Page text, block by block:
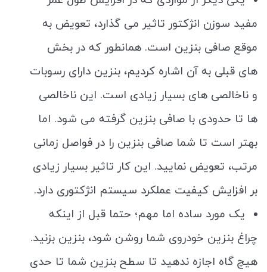
مفید سوزن انژکتور تاثیر می گذارد، تعویض به
موقع صافی بنزین است. همانطور که در بخش
های قبلی به آن اشاره کردیم، بنزین دارای رسوبات
و ناخالصی های بسیار زیادی است. این ناخالصی
ها تا حدودی با صافی بنزین گرفته می شود. اما
بهتر است تا شما صافی بنزین را در فواصل زمانی
مرتب، تعویض نمایید. این کار تاثیر بسیار زیادی
بر افزایش کیفیت عملکرد سیستم انژکتوری دارد.
یک مورد ساده اما مهم؛ حتما قبل از اینکه
چراغ بنزین خودروی شما روشن شود، بنزین بزنید.
هیچ گاه اجازه ندهید تا سطح بنزین شما تا حدی